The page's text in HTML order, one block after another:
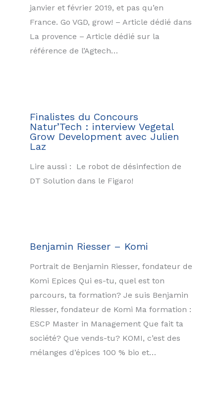
janvier et février 2019, et pas qu’en
France. Go VGD, grow! – Article dédié dans
La provence – Article dédié sur la
référence de l’Agtech…
Finalistes du Concours
Natur’Tech : interview Vegetal
Grow Development avec Julien
Laz
Lire aussi : Le robot de désinfection de
DT Solution dans le Figaro!
Benjamin Riesser – Komi
Portrait de Benjamin Riesser, fondateur de
Komi Epices Qui es-tu, quel est ton
parcours, ta formation? Je suis Benjamin
Riesser, fondateur de Komi Ma formation :
ESCP Master in Management Que fait ta
société? Que vends-tu? KOMI, c’est des
mélanges d’épices 100 % bio et…